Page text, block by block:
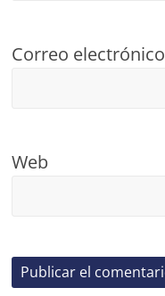
Correo electrónico
Web